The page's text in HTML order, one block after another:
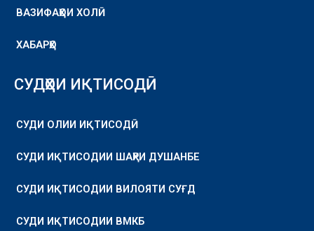
ВАЗИФАҲОИ ХОЛӢ
ХАБАРҲО
СУДҲОИ ИҚТИСОДӢ
СУДИ ОЛИИ ИҚТИСОДӢ
СУДИ ИҚТИСОДИИ ШАҲРИ ДУШАНБЕ
СУДИ ИҚТИСОДИИ ВИЛОЯТИ СУҒД
СУДИ ИҚТИСОДИИ ВМКБ